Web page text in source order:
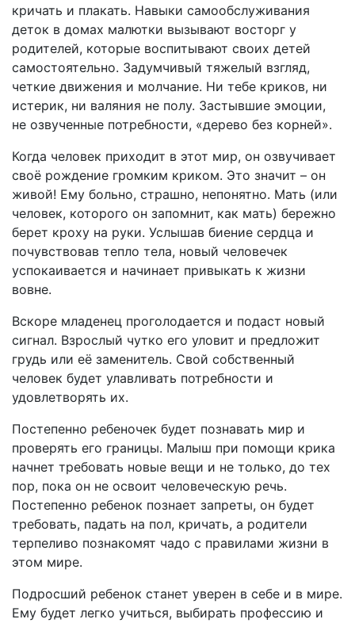
кричать и плакать. Навыки самообслуживания
деток в домах малютки вызывают восторг у
родителей, которые воспитывают своих детей
самостоятельно. Задумчивый тяжелый взгляд,
четкие движения и молчание. Ни тебе криков, ни
истерик, ни валяния не полу. Застывшие эмоции,
не озвученные потребности, «дерево без корней».
Когда человек приходит в этот мир, он озвучивает
своё рождение громким криком. Это значит – он
живой! Ему больно, страшно, непонятно. Мать (или
человек, которого он запомнит, как мать) бережно
берет кроху на руки. Услышав биение сердца и
почувствовав тепло тела, новый человечек
успокаивается и начинает привыкать к жизни
вовне.
Вскоре младенец проголодается и подаст новый
сигнал. Взрослый чутко его уловит и предложит
грудь или её заменитель. Свой собственный
человек будет улавливать потребности и
удовлетворять их.
Постепенно ребеночек будет познавать мир и
проверять его границы. Малыш при помощи крика
начнет требовать новые вещи и не только, до тех
пор, пока он не освоит человеческую речь.
Постепенно ребенок познает запреты, он будет
требовать, падать на пол, кричать, а родители
терпеливо познакомят чадо с правилами жизни в
этом мире.
Подросший ребенок станет уверен в себе и в мире.
Ему будет легко учиться, выбирать профессию и